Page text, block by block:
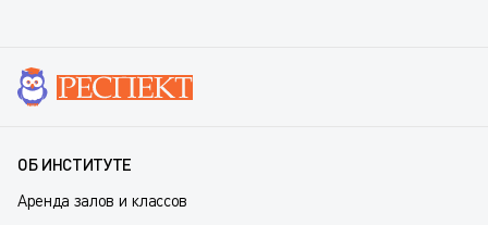
ОБ ИНСТИТУТЕ
Аренда залов и классов